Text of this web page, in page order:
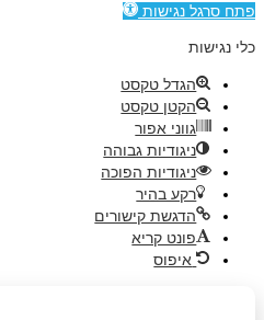
פתח סרגל נגישות
כלי נגישות
הגדל טקסט
הקטן טקסט
גווני אפור
ניגודיות גבוהה
ניגודיות הפוכה
רקע בהיר
הדגשת קישורים
פונט קריא
איפוס